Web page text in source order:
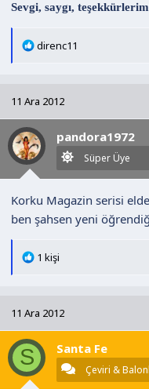
Sevgi, saygı,
T
i
l
e
r
direnc11
11 Ara 2012
pandora1972
Süper Üye
Korku Magazin serisi
ben şahsen yeni
T
i
l
e
r
1 kişi
11 Ara 2012
S Santa Fe
Çeviri &